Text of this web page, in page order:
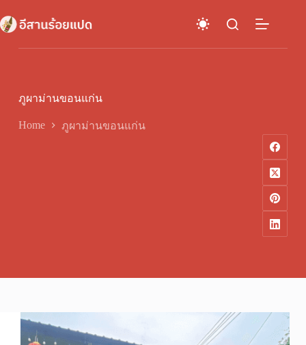
to
content
ภูผาม่านขอนแก่น
Home ภูผาม่านขอนแก่น